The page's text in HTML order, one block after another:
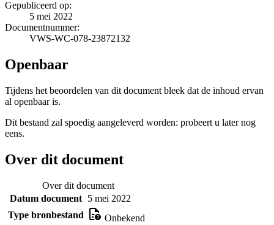
Gepubliceerd op:
5 mei 2022
Documentnummer:
VWS-WC-078-23872132
Openbaar
Tijdens het beoordelen van dit document bleek dat de inhoud ervan
al openbaar is.
Dit bestand zal spoedig aangeleverd worden: probeert u later nog
eens.
Over dit document
Over dit document
Datum document 5 mei 2022
Type bronbestand
Onbekend